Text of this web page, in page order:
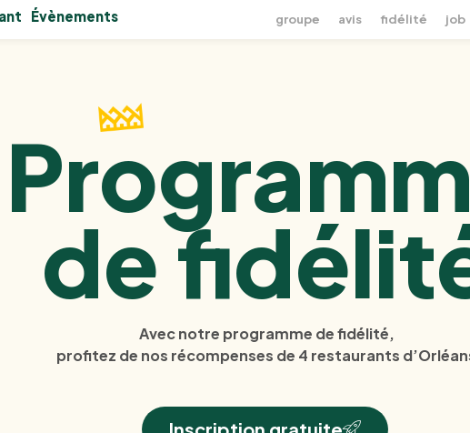
Évènements groupe avis fidélité job
de
Avec notre programme de fidélité,
profitez de nos récompenses de 4 restaurants